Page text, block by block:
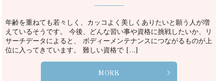
年齢を重ねても若々しく、カッコよく美しくありたいと願う人が増
えているそうです。 今後、どんな習い事や資格に挑戦したいか、リ
サーチデータによると、 ボディーメンテナンスにつながるものが上
位に入ってきています。 難しい資格で […]
MORE